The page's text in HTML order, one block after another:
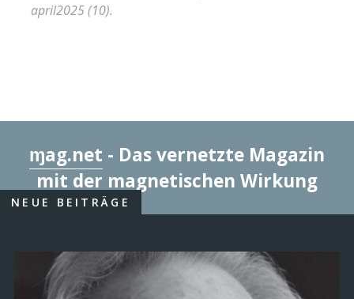
april2025 (10).
ɱag.net - Das vernetzte Magazin
mit der magnetischen Wirkung
NEUE BEITRÄGE